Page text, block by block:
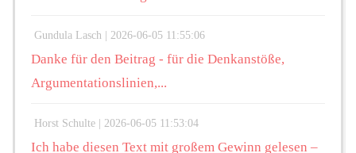
Gundula Lasch | 2026-06-05 11:55:06
Danke für den Beitrag - für die Denkanstöße,
Argumentationslinien,...
Horst Schulte | 2026-06-05 11:53:04
Ich habe diesen Text mit großem Gewinn gelesen –